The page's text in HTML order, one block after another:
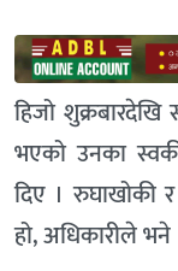
हिजो
भएको उनका
दिए । रुघाखोकी
हो, अधिकारीले भने